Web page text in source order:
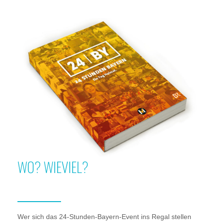
WO? WIEVIEL?
Wer sich das 24-Stunden-Bayern-Event ins Regal stellen